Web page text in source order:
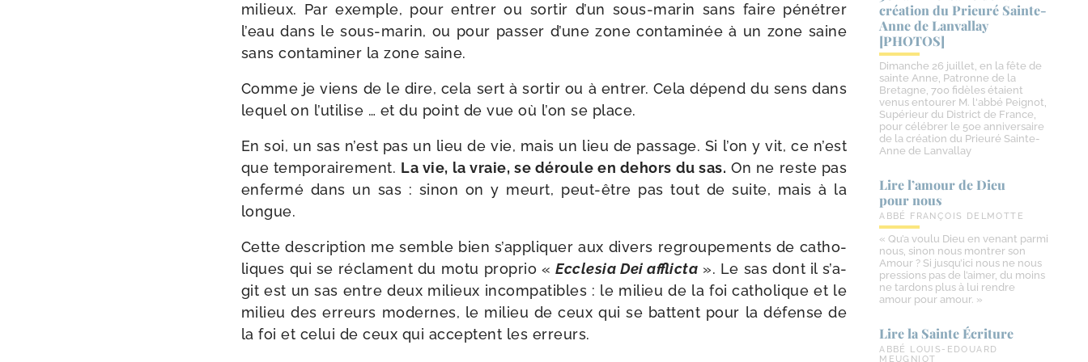
milieux. Par exemple, pour entrer ou sor­tir d’un sous-​marin sans faire péné­trer
l’eau dans le sous-​marin, ou pour pas­ser d’une zone conta­mi­née à un zone saine
sans conta­mi­ner la zone saine.
Comme je viens de le dire, cela sert à sor­tir ou à entrer. Cela dépend du sens dans
lequel on l’u­ti­lise … et du point de vue où l’on se place.
En soi, un sas n’est pas un lieu de vie, mais un lieu de pas­sage. Si l’on y vit, ce n’est
que tem­po­rai­re­ment. La vie, la vraie, se déroule en dehors du sas. On ne reste pas
enfer­mé dans un sas : sinon on y meurt, peut-​être pas tout de suite, mais à la
longue.
Cette des­crip­tion me semble bien s’ap­pli­quer aux divers regrou­pe­ments de catho­
liques qui se réclament du motu pro­prio «Ecclesia Dei afflic­ta ». Le sas dont il s’a­
git est un sas entre deux milieux incom­pa­tibles : le milieu de la foi catho­lique et le
milieu des erreurs modernes, le milieu de ceux qui se battent pour la défense de
la foi et celui de ceux qui acceptent les erreurs.
création du Prieuré Sainte-​
Anne de Lanvallay
[PHOTOS]
Dimanche 26 juillet, en la fête de
sainte Anne, Patronne de la
Bretagne, 700 fidèles étaient
venus entourer M. l'abbé Peignot,
Supérieur du District de France,
pour célébrer le 50e anniversaire
de la création du Prieuré Sainte-
Anne de Lanvallay
Lire l’amour de Dieu
pour nous
ABBÉ FRANÇOIS DELMOTTE
« Qu’a voulu Dieu en venant parmi
nous, sinon nous montrer son
Amour ? Si jusqu’ici nous ne nous
pressions pas de l’aimer, du moins
ne tardons plus à lui rendre
amour pour amour. »
Lire la Sainte Écriture
ABBÉ LOUIS-EDOUARD
MEUGNIOT